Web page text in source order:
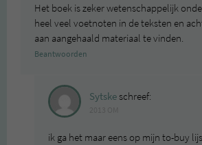
Het boek is zeker wetenschappelijk
heel veel voetnoten in de teksten en
aan aangehaald materiaal te vinden.
Beantwoorden
Sytskeschreef:
ik ga het maar eens op mijn to-buy